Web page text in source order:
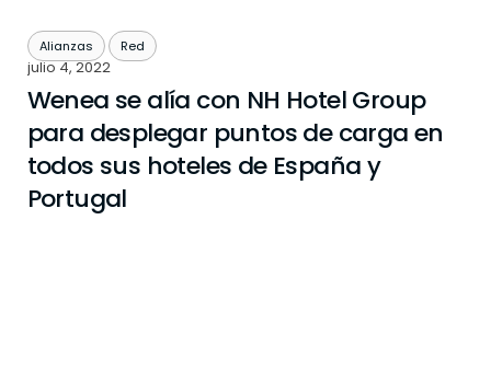
Alianzas Red
julio 4, 2022
Wenea se alía con NH Hotel Group
para desplegar puntos de carga en
todos sus hoteles de España y
Portugal